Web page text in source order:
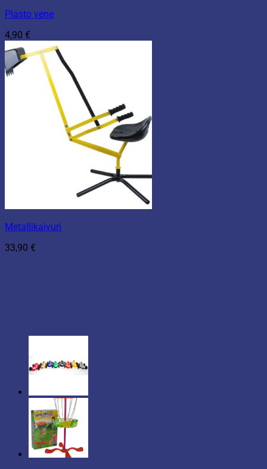
Plasto vene
4,90 €
Metallikaivuri
33,90 €